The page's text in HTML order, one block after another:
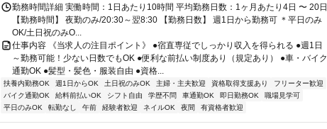
勤務時間詳細 実働時間：1日あたり10時間 平均勤務日数：1ヶ月あたり4日 〜 20日
【勤務時間】 夜勤のみ/20:30～翌8:30 【勤務日数】 週1日から勤務可 ＊平日のみ
OK/土日祝のみO...
仕事内容 《当求人の注目ポイント》 ●宿直専従でしっかり収入を得られる ●週1日
～勤務可能！少ない日数でもOK ●便利な前払い制度あり（規定あり） ●車・バイク
通勤OK ●髪型・髪色・服装自由 ●資格...
扶養内勤務OK 週1日からOK 土日祝のみOK 主婦・主夫歓迎 資格取得支援あり
フリーター歓迎
バイク通勤OK
給料前払いOK シフト自由 学歴不問 車通勤OK 即日勤務OK
職場見学可
平日のみOK
転勤なし 午前 経験者歓迎 ネイルOK 夜間 有資格者歓迎